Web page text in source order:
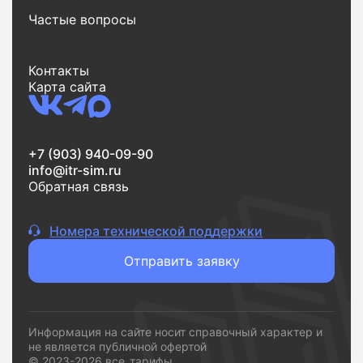
Еще одно важное преимущество - экономия
занимает всего несколько минут. Вы выбираете
тариф, оставляете заявку и переходите к
подключению без лишних шагов.
инструмент, который помогает быстро принять
решение и подключиться к подходящему
провайдеру.
Частые вопросы
Контакты
Карта сайта
+7 (903) 940-09-90
info@itr-sim.ru
Обратная связь
Номера технической поддержки
Отправить заявку
Информация на сайте носит справочный характер и
не является публичной офертой